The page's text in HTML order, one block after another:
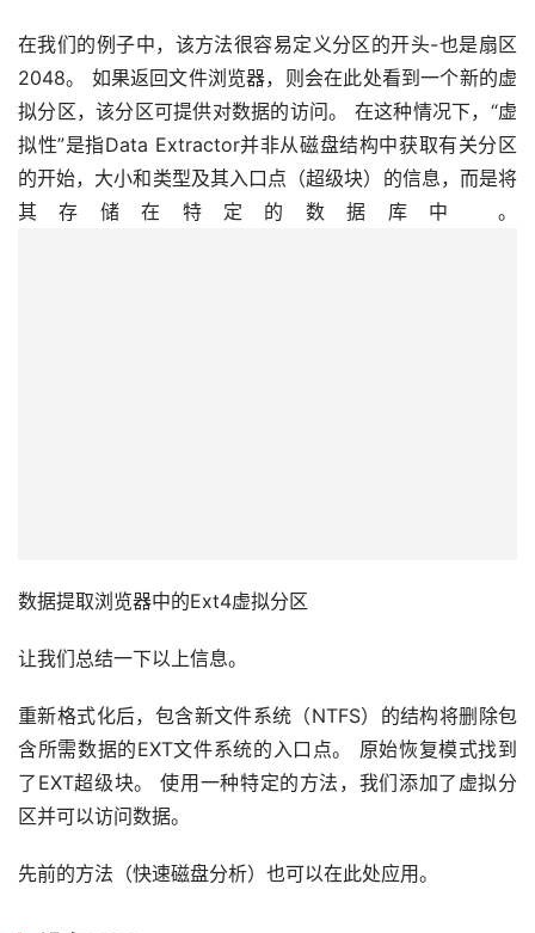
设
备
展
示
于
盘
首
登录 注册
在我们的例子中，该方法很容易定义分区的开头-也是扇区
2048。 如果返回文件浏览器，则会在此处看到一个新的虚
拟分区，该分区可提供对数据的访问。 在这种情况下，“虚
拟性”是指Data Extractor并非从磁盘结构中获取有关分区
的开始，大小和类型及其入口点（超级块）的信息，而是将
其存储在特定的数据库中 。
数据提取浏览器中的Ext4虚拟分区
让我们总结一下以上信息。
重新格式化后，包含新文件系统（NTFS）的结构将删除包
含所需数据的EXT文件系统的入口点。 原始恢复模式找到
了EXT超级块。 使用一种特定的方法，我们添加了虚拟分
区并可以访问数据。
先前的方法（快速磁盘分析）也可以在此处应用。